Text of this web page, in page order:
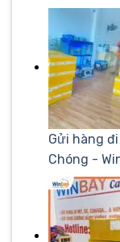
Gửi hàng
Chóng -